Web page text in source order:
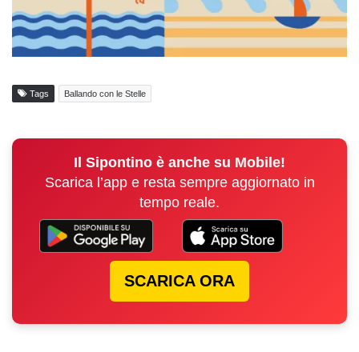
Tags Ballando con le Stelle
Il Sipontino è anche su Mobile!
Scarica l’app e resta sempre aggiornato in
tempo reale.
SCARICA ORA